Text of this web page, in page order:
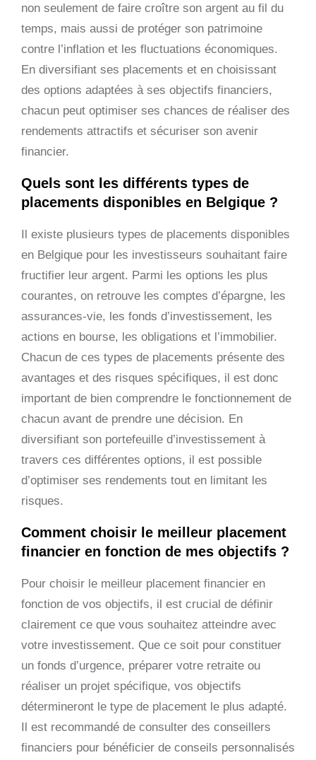
non seulement de faire croître son argent au fil du
temps, mais aussi de protéger son patrimoine
contre l’inflation et les fluctuations économiques.
En diversifiant ses placements et en choisissant
des options adaptées à ses objectifs financiers,
chacun peut optimiser ses chances de réaliser des
rendements attractifs et sécuriser son avenir
financier.
Quels sont les différents types de
placements disponibles en Belgique ?
Il existe plusieurs types de placements disponibles
en Belgique pour les investisseurs souhaitant faire
fructifier leur argent. Parmi les options les plus
courantes, on retrouve les comptes d’épargne, les
assurances-vie, les fonds d’investissement, les
actions en bourse, les obligations et l’immobilier.
Chacun de ces types de placements présente des
avantages et des risques spécifiques, il est donc
important de bien comprendre le fonctionnement de
chacun avant de prendre une décision. En
diversifiant son portefeuille d’investissement à
travers ces différentes options, il est possible
d’optimiser ses rendements tout en limitant les
risques.
Comment choisir le meilleur placement
financier en fonction de mes objectifs ?
Pour choisir le meilleur placement financier en
fonction de vos objectifs, il est crucial de définir
clairement ce que vous souhaitez atteindre avec
votre investissement. Que ce soit pour constituer
un fonds d’urgence, préparer votre retraite ou
réaliser un projet spécifique, vos objectifs
détermineront le type de placement le plus adapté.
Il est recommandé de consulter des conseillers
financiers pour bénéficier de conseils personnalisés